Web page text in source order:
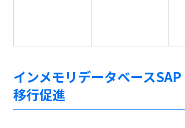
インメモリデータベース
移行促進